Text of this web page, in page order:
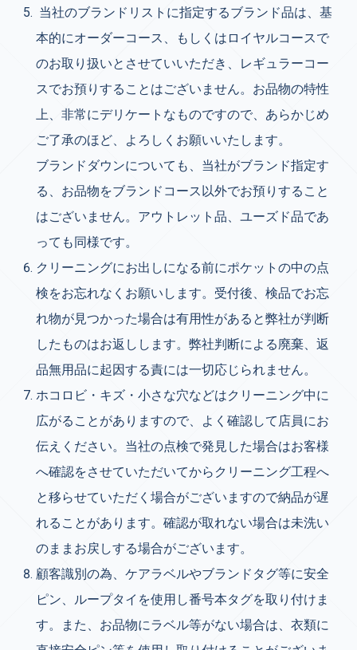
当社のブランドリストに指定するブランド品は、基
本的にオーダーコース、もしくはロイヤルコースで
のお取り扱いとさせていいただき、レギュラーコー
スでお預りすることはございません。お品物の特性
上、非常にデリケートなものですので、あらかじめ
ご了承のほど、よろしくお願いいたします。
ブランドダウンについても、当社がブランド指定す
る、お品物をブランドコース以外でお預りすること
はございません。アウトレット品、ユーズド品であ
っても同様です。
クリーニングにお出しになる前にポケットの中の点
検をお忘れなくお願いします。受付後、検品でお忘
れ物が見つかった場合は有用性があると弊社が判断
したものはお返しします。弊社判断による廃棄、返
品無用品に起因する責には一切応じられません。
ホコロビ・キズ・小さな穴などはクリーニング中に
広がることがありますので、よく確認して店員にお
伝えください。当社の点検で発見した場合はお客様
へ確認をさせていただいてからクリーニング工程へ
と移らせていただく場合がございますので納品が遅
れることがあります。確認が取れない場合は未洗い
のままお戻しする場合がございます。
顧客識別の為、ケアラベルやブランドタグ等に安全
ピン、ループタイを使用し番号本タグを取り付けま
す。また、お品物にラベル等がない場合は、衣類に